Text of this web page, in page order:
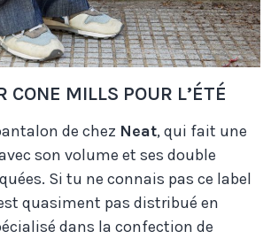
CONE MILLS POUR L’ÉTÉ
de chez Neat, qui fait une
son volume et ses double
Si tu ne connais pas ce label
quasiment pas distribué en
dans la confection de